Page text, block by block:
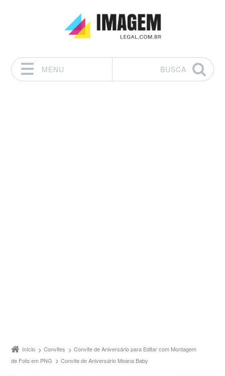
MENU
BUSCA
Início Convites
Convite de Aniversário para Editar com Montagem
de Foto em PNG
Convite de Aniversário Moana Baby